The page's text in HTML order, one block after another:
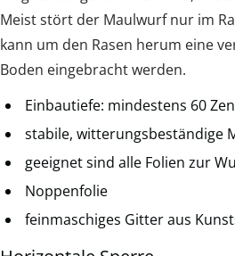
Meist stört der Maulwurf nur im
kann um den Rasen herum eine
Boden eingebracht werden.
Einbautiefe: mindestens 60
stabile, witterungsbeständige
geeignet sind alle Folien zur
Noppenfolie
feinmaschiges Gitter aus